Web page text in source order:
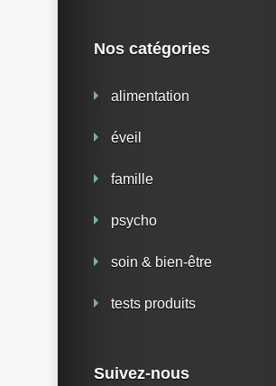
Nos catégories
alimentation
éveil
famille
psycho
soin & bien-être
tests produits
Suivez-nous